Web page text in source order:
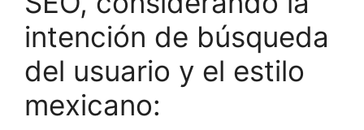
intención de búsqueda
del usuario y el estilo
mexicano: